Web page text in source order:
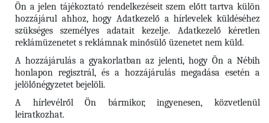
Ön a jelen tájékoztató rendelkezéseit szem előtt tartva külön
hozzájárul ahhoz, hogy Adatkezelő a hírlevelek küldéséhez
szükséges személyes adatait kezelje. Adatkezelő kéretlen
reklámüzenetet s reklámnak minősülő üzenetet nem küld.
A hozzájárulás a gyakorlatban az jelenti, hogy Ön a Nébih
honlapon regisztrál, és a hozzájárulás megadása esetén a
jelölőnégyzetet bejelöli.
A hírlevélről Ön bármikor, ingyenesen, közvetlenül
leiratkozhat.